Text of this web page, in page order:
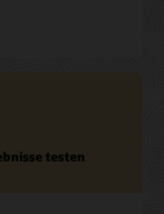
testen